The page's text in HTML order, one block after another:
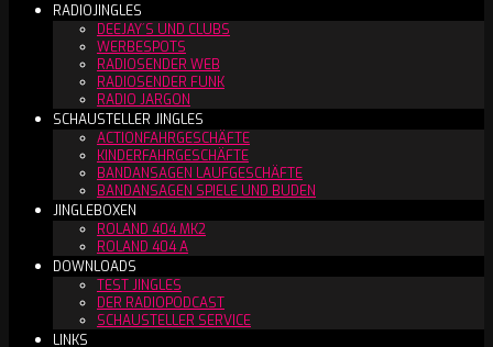
RADIOJINGLES
DEEJAY´S UND CLUBS
WERBESPOTS
RADIOSENDER WEB
RADIOSENDER FUNK
RADIO JARGON
SCHAUSTELLER JINGLES
ACTIONFAHRGESCHÄFTE
KINDERFAHRGESCHÄFTE
BANDANSAGEN LAUFGESCHÄFTE
BANDANSAGEN SPIELE UND BUDEN
JINGLEBOXEN
ROLAND 404 MK2
ROLAND 404 A
DOWNLOADS
TEST JINGLES
DER RADIOPODCAST
SCHAUSTELLER SERVICE
LINKS